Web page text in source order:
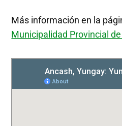
Más información en la
Municipalidad Provincial